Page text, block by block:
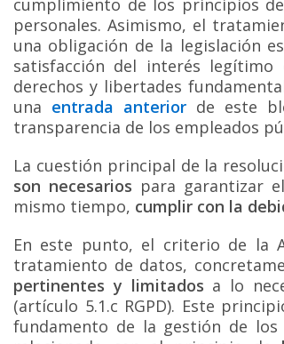
cumplimiento de los principios
personales. Asimismo, el
una obligación de la legislación
satisfacción del interés
derechos y libertades
una entrada anterior de este
transparencia de los empleados
La cuestión principal de la
son necesarios para garantizar
mismo tiempo, cumplir con la
En este punto, el criterio de la
tratamiento de datos,
pertinentes y limitados a lo
(artículo 5.1.c RGPD). Este
fundamento de la gestión de